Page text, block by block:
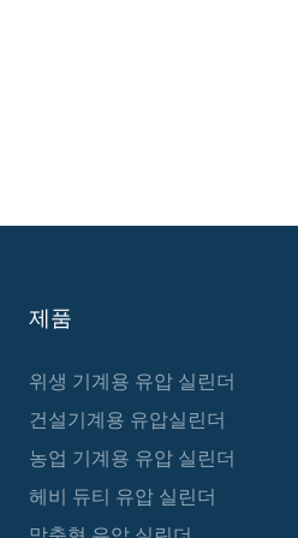
제품
위생 기계용 유압 실린더
건설기계용 유압실린더
농업 기계용 유압 실린더
헤비 듀티 유압 실린더